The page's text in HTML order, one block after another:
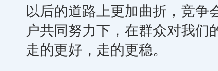
以后的道路上更加曲折，竞争
户共同努力下，在群众对我
走的更好，走的更稳。